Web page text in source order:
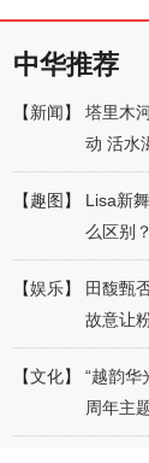
中华推荐
【新闻】
塔里木
动 活水
【趣图 】
Lisa新
么区别？
【娱乐】
田馥甄
故意让
【文化】
“越韵华
周年主